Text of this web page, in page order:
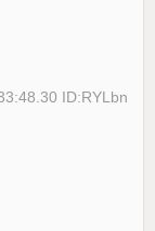
ID:RYLbn